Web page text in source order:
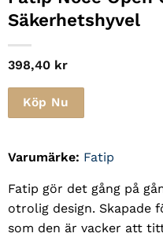
Säkerhetshyvel
398,40 kr
Köp Nu
Varumärke: Fatip
Fatip gör det gång på
otrolig design. Skapade
som den är vacker att